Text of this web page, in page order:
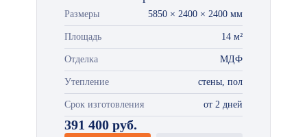
Размеры 5850 × 2400 × 2400 мм
Площадь 14 м²
Отделка МДФ
Утепление стены, пол
Срок изготовления от 2 дней
391 400 руб.